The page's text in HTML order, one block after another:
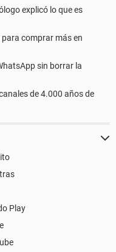
explicó lo que es
para comprar más en
sin borrar la
de 4.000 años de
Play